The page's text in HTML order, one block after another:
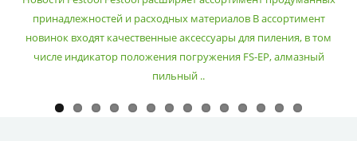
принадлежностей и расходных материалов В ассортимент
новинок входят качественные аксессуары для пиления, в том
числе индикатор положения погружения FS-EP, алмазный
пильный ..